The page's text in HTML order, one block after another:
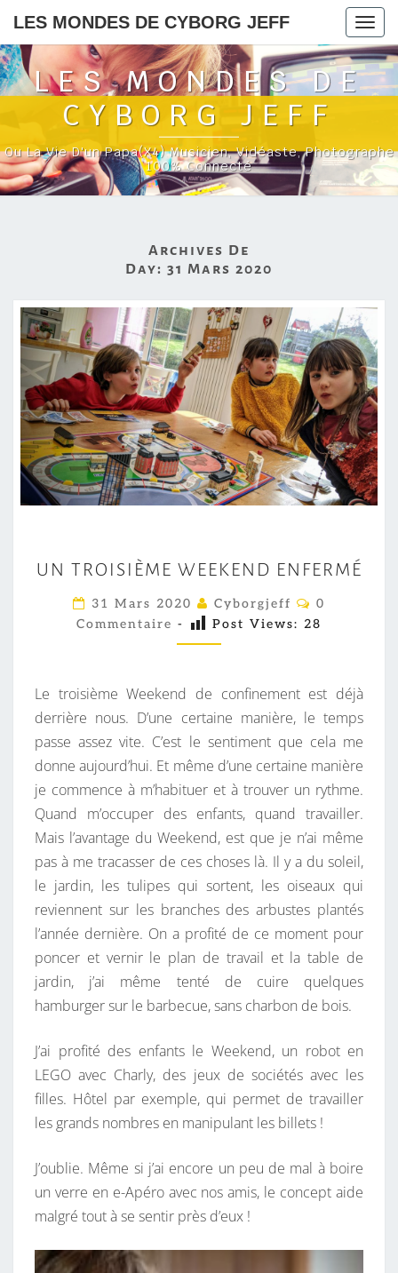
LES MONDES DE CYBORG JEFF
LES MONDES DE
CYBORG JEFF
Ou La Vie D'un Papa(x4) Musicien, Vidéaste, Photographe
100% Connecté
Archives De
Day: 31 Mars 2020
N
T
R
O
S
I
È
M
E
W
E
E
K
E
N
D
E
N
E
R
M
É
UN TROISIÈME WEEKEND ENFERMÉ
31 Mars 2020 Cyborgjeff
C
M
A
I
R
E
0
Commentaire - Post Views: 28
Le troisième Weekend de confinement est déjà
derrière nous. D’une certaine manière, le temps
passe assez vite. C’est le sentiment que cela me
donne aujourd’hui. Et même d’une certaine manière
je commence à m’habituer et à trouver un rythme.
Quand m’occuper des enfants, quand travailler.
Mais l’avantage du Weekend, est que je n’ai même
pas à me tracasser de ces choses là. Il y a du soleil,
le jardin, les tulipes qui sortent, les oiseaux qui
reviennent sur les branches des arbustes plantés
l’année dernière. On a profité de ce moment pour
poncer et vernir le plan de travail et la table de
jardin, j’ai même tenté de cuire quelques
hamburger sur le barbecue, sans charbon de bois.
J’ai profité des enfants le Weekend, un robot en
LEGO avec Charly, des jeux de sociétés avec les
filles. Hôtel par exemple, qui permet de travailler
les grands nombres en manipulant les billets !
J’oublie. Même si j’ai encore un peu de mal à boire
un verre en e-Apéro avec nos amis, le concept aide
malgré tout à se sentir près d’eux !